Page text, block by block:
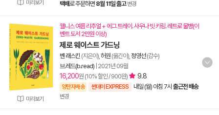
미리보기 택배로 주문하면 8월 11일 출고 변경
미리보기
웰니스 여름 리추얼 + 에그 트레이. 사우나 빗 키링. 레트로 물병(이
벤트 도서 2만원 이상)
제로 웨이스트 가드닝
벤 래스킨 (지은이), 허원 (옮긴이), 정영선(감수)
브.레드(b.read) 2021년 09월
16,200원 (10% 할인 / 900원) 9.8
양탄자배송 썬데이 EXPRESS 내일 (월) 아침 7시 출근전 배송
변경